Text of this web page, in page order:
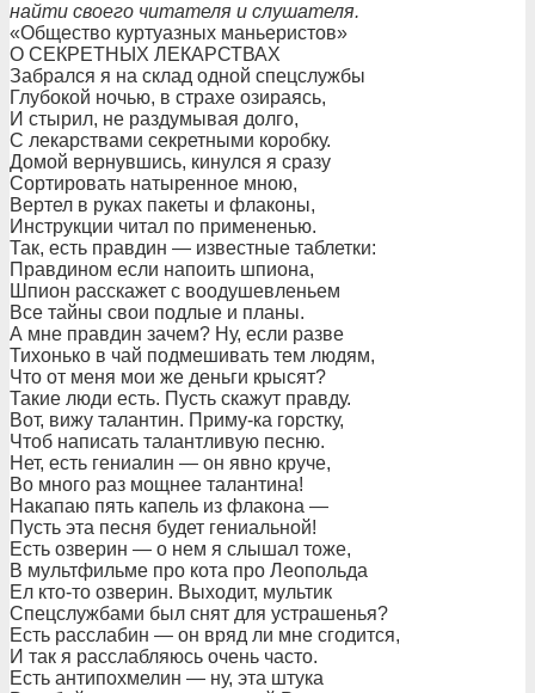
найти своего читателя и слушателя.
«Общество куртуазных маньеристов»
О СЕКРЕТНЫХ ЛЕКАРСТВАХ
Забрался я на склад одной спецслужбы
Глубокой ночью, в страхе озираясь,
И стырил, не раздумывая долго,
С лекарствами секретными коробку.
Домой вернувшись, кинулся я сразу
Сортировать натыренное мною,
Вертел в руках пакеты и флаконы,
Инструкции читал по примененью.
Так, есть правдин — известные таблетки:
Правдином если напоить шпиона,
Шпион расскажет с воодушевленьем
Все тайны свои подлые и планы.
А мне правдин зачем? Ну, если разве
Тихонько в чай подмешивать тем людям,
Что от меня мои же деньги крысят?
Такие люди есть. Пусть скажут правду.
Вот, вижу талантин. Приму-ка горстку,
Чтоб написать талантливую песню.
Нет, есть гениалин — он явно круче,
Во много раз мощнее талантина!
Накапаю пять капель из флакона —
Пусть эта песня будет гениальной!
Есть озверин — о нем я слышал тоже,
В мультфильме про кота про Леопольда
Ел кто-то озверин. Выходит, мультик
Спецслужбами был снят для устрашенья?
Есть расслабин — он вряд ли мне сгодится,
И так я расслабляюсь очень часто.
Есть антипохмелин — ну, эта штука